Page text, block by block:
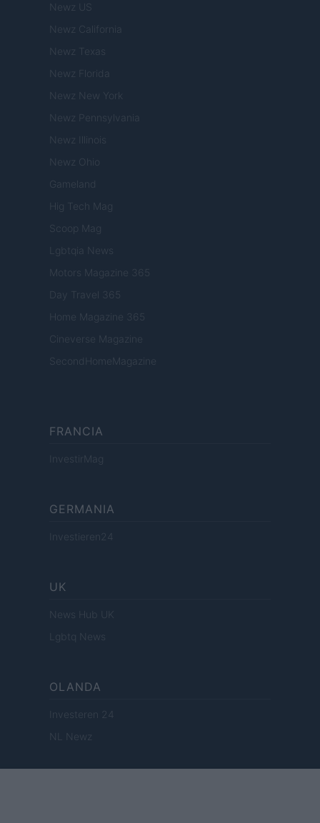
Newz US
Newz California
Newz Texas
Newz Florida
Newz New York
Newz Pennsylvania
Newz Illinois
Newz Ohio
Gameland
Hig Tech Mag
Scoop Mag
Lgbtqia News
Motors Magazine 365
Day Travel 365
Home Magazine 365
Cineverse Magazine
SecondHomeMagazine
FRANCIA
InvestirMag
GERMANIA
Investieren24
UK
News Hub UK
Lgbtq News
OLANDA
Investeren 24
NL Newz